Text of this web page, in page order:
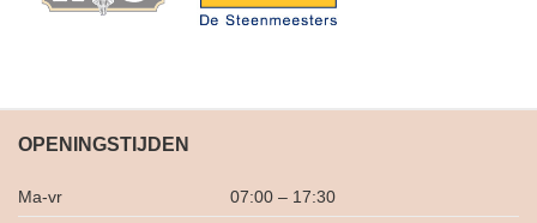
OPENINGSTIJDEN
Ma-vr 07:00 – 17:30